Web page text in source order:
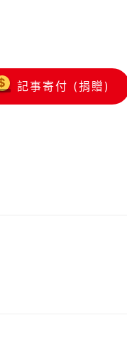
記事寄付 (捐贈)